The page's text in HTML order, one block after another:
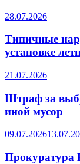
28.07.2026
Типичные
установке
21.07.2026
Штраф за
иной мусор
09.07.2026
Прокуратура